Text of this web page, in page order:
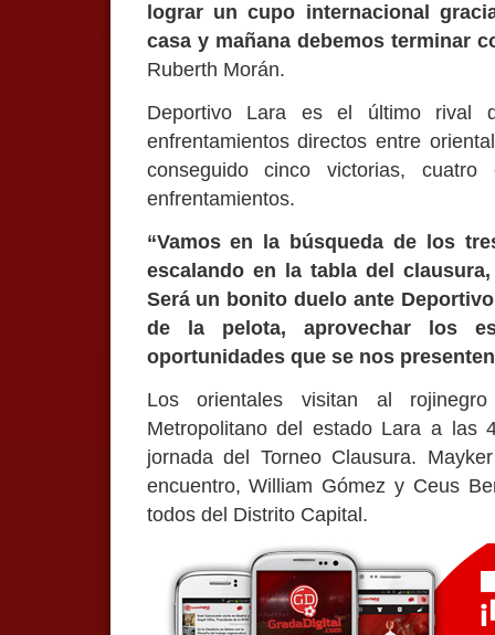
lograr un cupo internacional
casa y mañana debemos terminar
Ruberth Morán.
Deportivo Lara es el último rival
enfrentamientos directos entre
conseguido cinco victorias,
enfrentamientos.
“Vamos en la búsqueda de los
escalando en la tabla del
Será un bonito duelo ante
de la pelota, aprovechar los
oportunidades que se nos
Los orientales visitan al
Metropolitano del estado Lara a las
jornada del Torneo Clausura.
encuentro, William Gómez y Ceus
todos del Distrito Capital.